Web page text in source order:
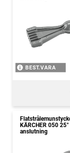
BEST.VARA
KÄRCHER 050
anslutning